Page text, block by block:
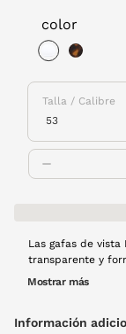
color
Talla / Calibre
Las gafas de vista
transparente y
cómoda para el día día. Su diseño elegante y ligero se adapta
Mostrar más
Información